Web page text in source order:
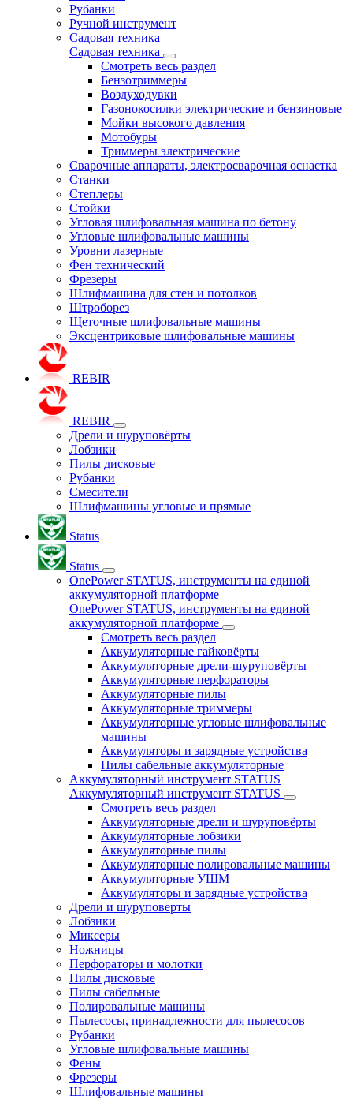
Рубанки
Ручной инструмент
Садовая техника
Садовая техника
Смотреть весь раздел
Бензотриммеры
Воздуходувки
Газонокосилки электрические и бензиновые
Мойки высокого давления
Мотобуры
Триммеры электрические
Сварочные аппараты, электросварочная оснастка
Станки
Степлеры
Стойки
Угловая шлифовальная машина по бетону
Угловые шлифовальные машины
Уровни лазерные
Фен технический
Фрезеры
Шлифмашина для стен и потолков
Штроборез
Щеточные шлифовальные машины
Эксцентриковые шлифовальные машины
REBIR
REBIR
Дрели и шуруповёрты
Лобзики
Пилы дисковые
Рубанки
Смесители
Шлифмашины угловые и прямые
Status
Status
OnePower STATUS, инструменты на единой
аккумуляторной платформе
OnePower STATUS, инструменты на единой
аккумуляторной платформе
Смотреть весь раздел
Аккумуляторные гайковёрты
Аккумуляторные дрели-шуруповёрты
Аккумуляторные перфораторы
Аккумуляторные пилы
Аккумуляторные триммеры
Аккумуляторные угловые шлифовальные
машины
Аккумуляторы и зарядные устройства
Пилы сабельные аккумуляторные
Аккумуляторный инструмент STATUS
Аккумуляторный инструмент STATUS
Смотреть весь раздел
Аккумуляторные дрели и шуруповёрты
Аккумуляторные лобзики
Аккумуляторные пилы
Аккумуляторные полировальные машины
Аккумуляторные УШМ
Аккумуляторы и зарядные устройства
Дрели и шуруповерты
Лобзики
Миксеры
Ножницы
Перфораторы и молотки
Пилы дисковые
Пилы сабельные
Полировальные машины
Пылесосы, принадлежности для пылесосов
Рубанки
Угловые шлифовальные машины
Фены
Фрезеры
Шлифовальные машины